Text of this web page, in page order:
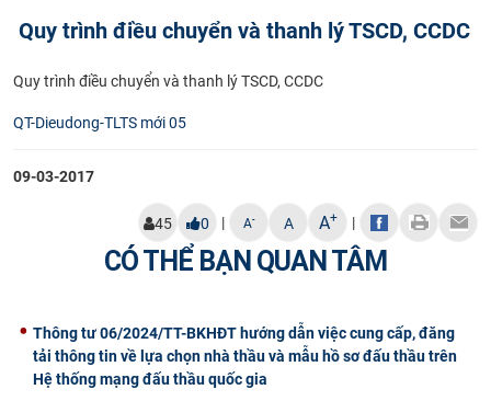
ĐÀO TẠO
ĐẢM BẢO CHẤT LƯỢNG
KHOA HỌC CÔNG NGHỆ
CỰU NGƯỜI HỌC
Quy trình điều chuyển và thanh lý TSCD, CCDC
​Quy trình điều chuyển và thanh lý TSCD, CCDC
QT-Dieudong-TLTS mới 05
09-03-2017
45 0 | A- A A+ |
CÓ THỂ BẠN QUAN TÂM
Thông tư 06/2024/TT-BKHĐT hướng dẫn việc cung cấp, đăng
tải thông tin về lựa chọn nhà thầu và mẫu hồ sơ đấu thầu trên
Hệ thống mạng đấu thầu quốc gia